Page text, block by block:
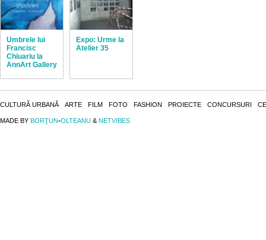
Umbrele lui
Francisc
Chiuariu la
AnnArt Gallery
Expo: Urme la
Atelier 35
CULTURĂ URBANĂ ARTE FILM FOTO FASHION PROIECTE CONCURSURI
MADE BY BORŢUN•OLTEANU & NETVIBES